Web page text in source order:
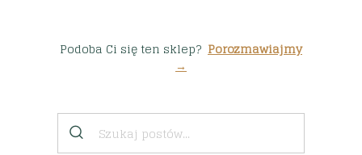
Podoba Ci się ten sklep? Porozmawiajmy
→